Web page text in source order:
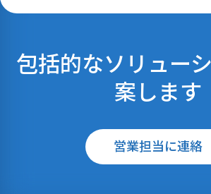
包括的なソリュー
案します
営業担当に連絡